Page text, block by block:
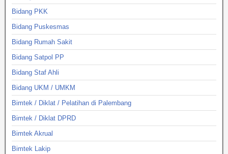
Bidang PKK
Bidang Puskesmas
Bidang Rumah Sakit
Bidang Satpol PP
Bidang Staf Ahli
Bidang UKM / UMKM
Bimtek / Diklat / Pelatihan di Palembang
Bimtek / Diklat DPRD
Bimtek Akrual
Bimtek Lakip